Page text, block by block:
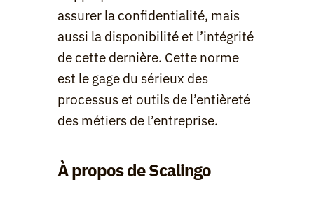
assurer la confidentialité, mais
aussi la disponibilité et l’intégrité
de cette dernière. Cette norme
est le gage du sérieux des
processus et outils de l’entièreté
des métiers de l’entreprise.
À propos de Scalingo